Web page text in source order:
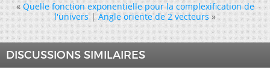
« Quelle fonction exponentielle pour la complexification de
l'univers|Angle oriente de 2 vecteurs »
DISCUSSIONS SIMILAIRES